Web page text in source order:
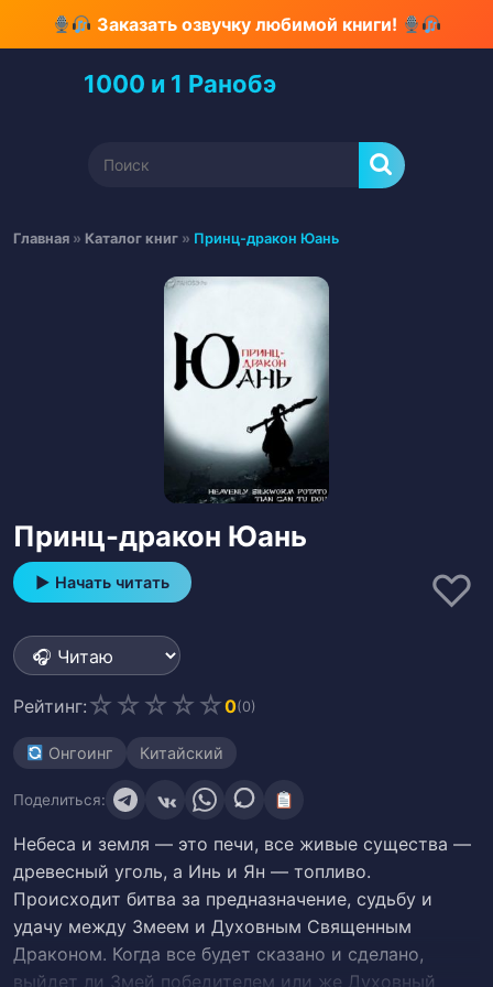
Перейти
Заказать озвучку любимой книги!
1000 и 1 Ранобэ
Найти:
Главная » Каталог книг » Принц-дракон Юань
Принц-дракон Юань
▶ Начать читать ♡
Рейтинг: ☆ ☆ ☆ ☆ ☆0(0)
Онгоинг Китайский
Поделиться:
Небеса и земля — это печи, все живые существа —
древесный уголь, а Инь и Ян — топливо.
Происходит битва за предназначение, судьбу и
удачу между Змеем и Духовным Священным
Драконом. Когда все будет сказано и сделано,
выйдет ли Змей победителем или же Духовный